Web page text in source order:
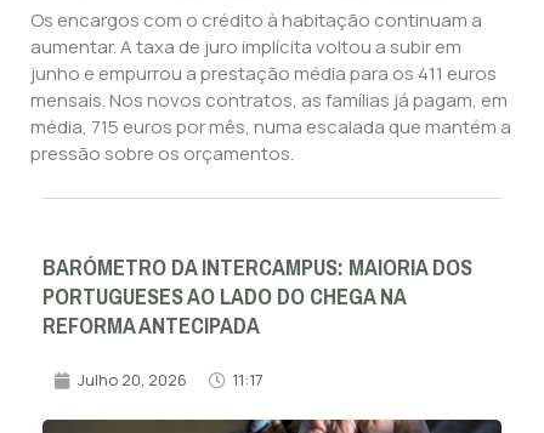
Os encargos com o crédito à habitação continuam a
aumentar. A taxa de juro implícita voltou a subir em
junho e empurrou a prestação média para os 411 euros
mensais. Nos novos contratos, as famílias já pagam, em
média, 715 euros por mês, numa escalada que mantém a
pressão sobre os orçamentos.
BARÓMETRO DA INTERCAMPUS: MAIORIA DOS
PORTUGUESES AO LADO DO CHEGA NA
REFORMA ANTECIPADA
Julho 20, 2026 11:17